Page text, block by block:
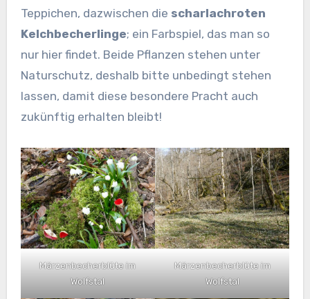
Teppichen, dazwischen die scharlachroten
Kelchbecherlinge; ein Farbspiel, das man so
nur hier findet. Beide Pflanzen stehen unter
Naturschutz, deshalb bitte unbedingt stehen
lassen, damit diese besondere Pracht auch
zukünftig erhalten bleibt!
Märzenbecherblüte im
Wolfstal
Märzenbecherblüte im
Wolfstal